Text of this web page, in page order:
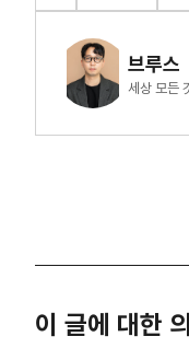
브루스
세상 모든
이 글에 대한